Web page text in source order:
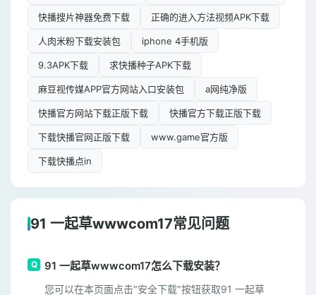
快播搜片神器免费下载 正确的进入方法视频APK下载
人肉米粉下载安装包 iphone 4手机版
9.3APK下载 求快播种子APK下载
麻豆视传媒APP官方网站入口安装包 a网纯净版
快播官方网站下载正版下载 快播官方下载正版下载
下载快播官网正版下载 www.game官方版
下载快播点in
91 一起草wwwcom17常见问题
91 一起草wwwcom17怎么下载安装？
您可以在本页面点击"安全下载"按钮获取91 一起草